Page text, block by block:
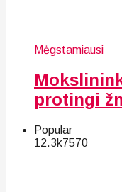
Mėgstamiausi
protingi
Popular
12.3k7570